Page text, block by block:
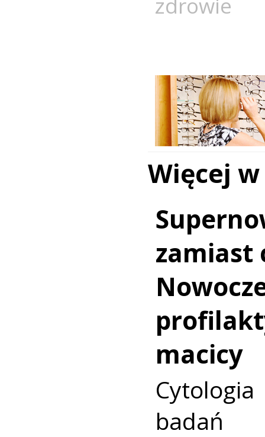
Więcej
zamiast
macicy
badań